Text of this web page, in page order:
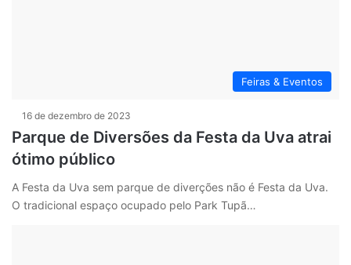
Feiras & Eventos
16 de dezembro de 2023
Parque de Diversões da Festa da Uva atrai
ótimo público
A Festa da Uva sem parque de diverções não é Festa da Uva.
O tradicional espaço ocupado pelo Park Tupã…